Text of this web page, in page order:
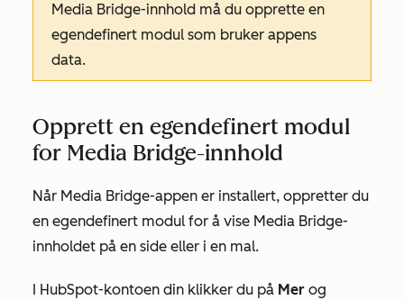
Media Bridge-innhold må du opprette en
egendefinert modul som bruker appens
data.
Opprett en egendefinert modul
for Media Bridge-innhold
Når Media Bridge-appen er installert, oppretter du
en egendefinert modul for å vise Media Bridge-
innholdet på en side eller i en mal.
I HubSpot-kontoen din klikker du på Mer og